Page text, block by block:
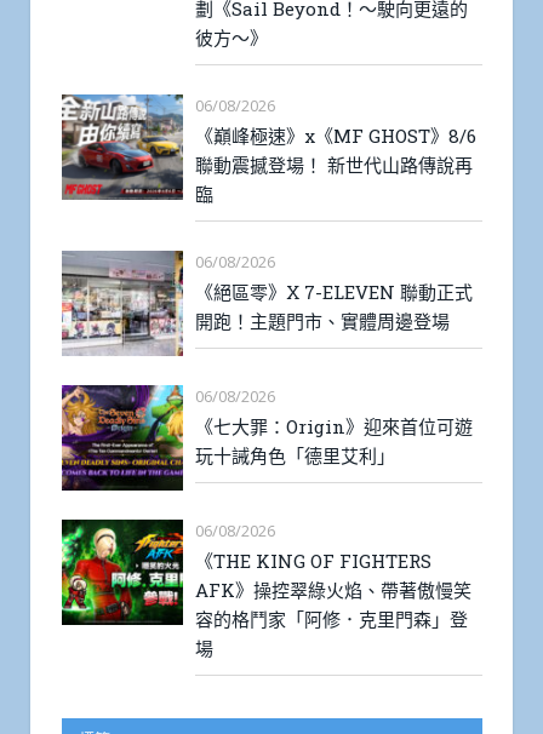
劃《Sail Beyond！～駛向更遠的
彼方～》
06/08/2026
《巔峰極速》x《MF GHOST》8/6
聯動震撼登場！ 新世代山路傳說再
臨
06/08/2026
《絕區零》X 7-ELEVEN 聯動正式
開跑！主題門市、實體周邊登場
06/08/2026
《七大罪：Origin》迎來首位可遊
玩十誡角色「德里艾利」
06/08/2026
《THE KING OF FIGHTERS
AFK》操控翠綠火焰、帶著傲慢笑
容的格鬥家「阿修．克里門森」登
場